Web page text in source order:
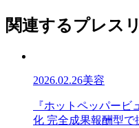
関連するプレス
2026.02.26美容
『ホ
ッ
『ホッ ト ペッパー ビ ュ
化 完全成果報酬型で